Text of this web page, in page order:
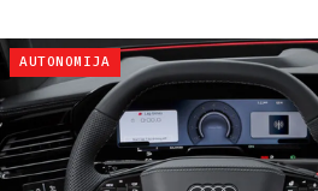
AUTONOMIJA